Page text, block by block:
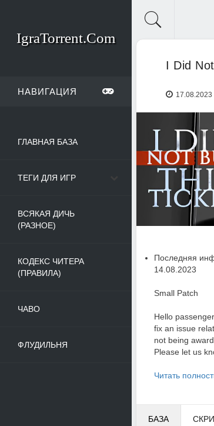
IgraTorrent.Com
НАВИГАЦИЯ
ГЛАВНАЯ БАЗА
ТЕГИ ДЛЯ ИГР
ВСЯКАЯ ДИЧЬ
(РАЗНОЕ)
КОДЕКС ЧИТЕРА
(ПРАВИЛА)
ЧАВО
ФЛУДИЛЬНЯ
I Did
17.08.2023
Последняя
14.08.2023
Small Patch
Hello
fix an issue
not being
Please let us
Читать
БАЗА